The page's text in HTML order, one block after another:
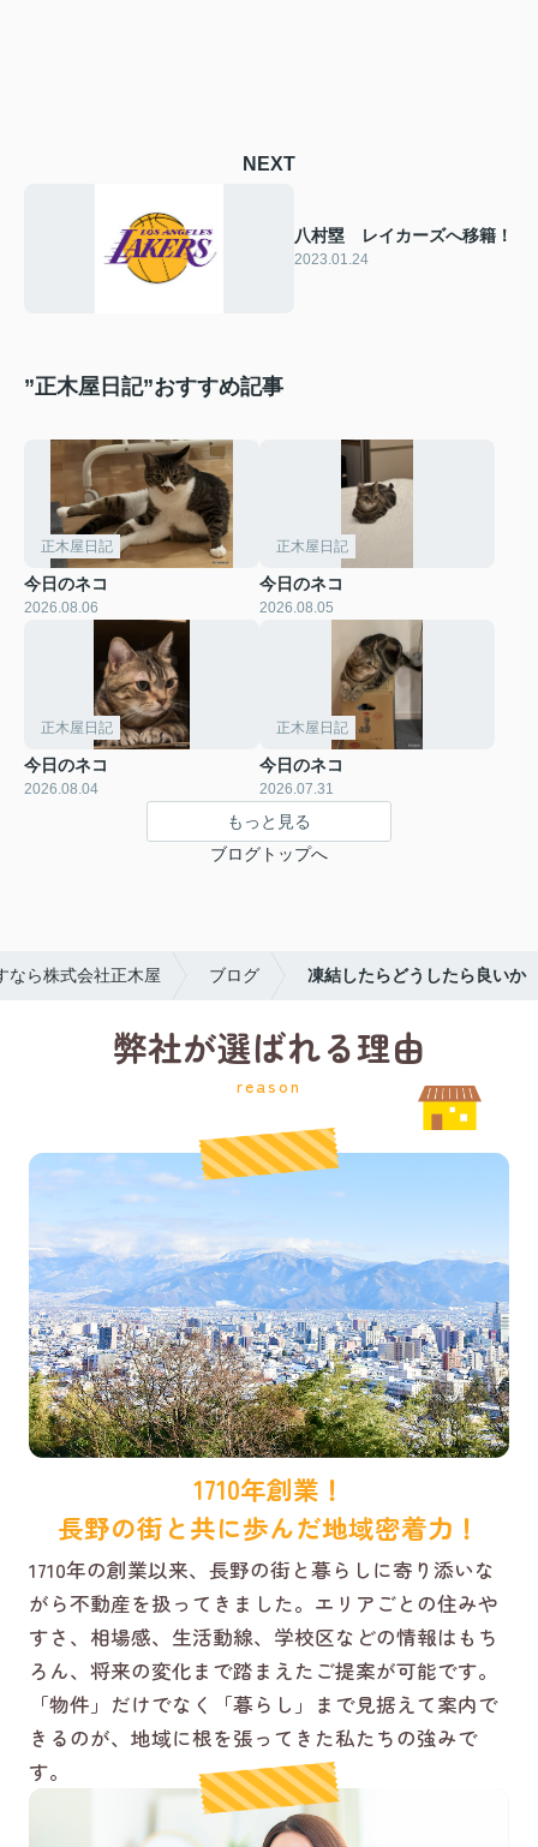
NEXT
八村塁 レイカーズへ移籍！
2023.01.24
”正木屋日記”おすすめ記事
正木屋日記
今日のネコ
2026.08.06
正木屋日記
今日のネコ
2026.08.05
正木屋日記
今日のネコ
2026.08.04
正木屋日記
今日のネコ
2026.07.31
もっと見る
ブログトップへ
なら株式会社正木屋 ブログ 凍結したらどうしたら良いか
弊社が選ばれる理由
reason
1710年創業！
長野の街と共に歩んだ地域密着力！
1710年の創業以来、長野の街と暮らしに寄り添いな
がら不動産を扱ってきました。エリアごとの住みや
すさ、相場感、生活動線、学校区などの情報はもち
ろん、将来の変化まで踏まえたご提案が可能です。
「物件」だけでなく「暮らし」まで見据えて案内で
きるのが、地域に根を張ってきた私たちの強みで
す。